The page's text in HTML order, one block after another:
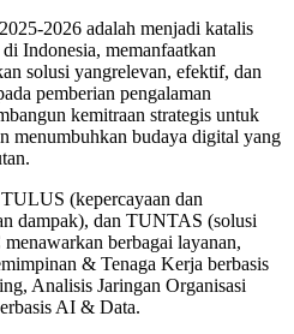
2026 adalah menjadi katalis
Indonesia, memanfaatkan
solusi yangrelevan, efektif, dan
pemberian pengalaman
kemitraan strategis untuk
menumbuhkan budaya digital yang
(kepercayaan dan
dampak), dan TUNTAS (solusi
berbagai layanan,
& Tenaga Kerja berbasis
Analisis Jaringan Organisasi
AI & Data.